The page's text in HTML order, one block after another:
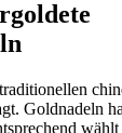
Goldnadeln